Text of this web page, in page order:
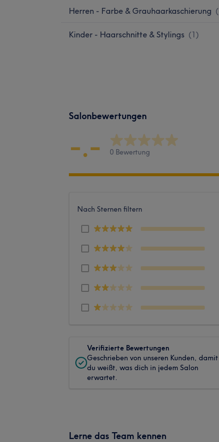
Herren - Farbe & Grauhaarkaschierung (
Kinder - Haarschnitte & Stylings (1)
Salonbewertungen
-.- 0 Bewertung
Nach Sternen filtern
Verifizierte Bewertungen
Geschrieben von unseren Kunden, damit
du weißt, was dich in jedem Salon
erwartet.
Lerne das Team kennen